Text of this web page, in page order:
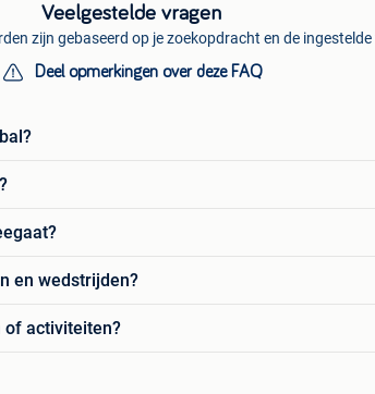
Veelgestelde vragen
zijn gebaseerd op je zoekopdracht en de
Deel opmerkingen over deze FAQ
en wedstrijden?
of activiteiten?